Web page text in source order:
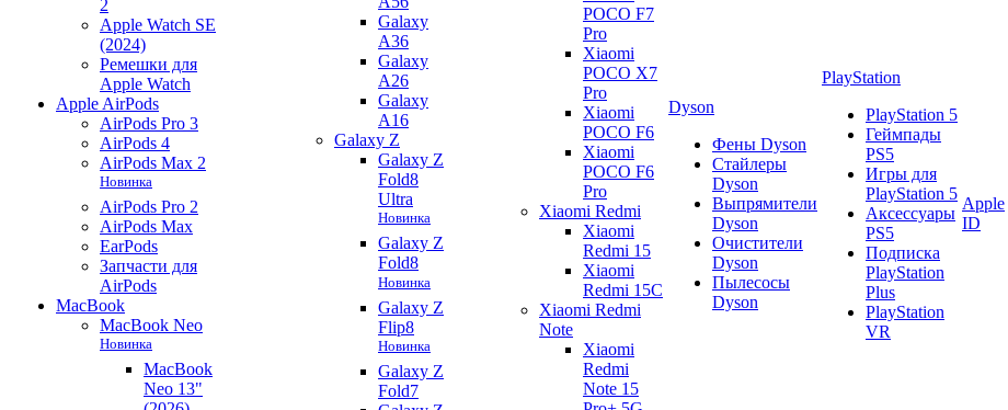
2
Apple Watch SE
(2024)
Ремешки для
Apple Watch
Apple AirPods
AirPods Pro 3
AirPods 4
AirPods Max 2
Новинка
AirPods Pro 2
AirPods Max
EarPods
Запчасти для
AirPods
MacBook
MacBook Neo
Новинка
MacBook
Neo 13"
Galaxy
A36
Galaxy
A26
Galaxy
A16
Galaxy Z
Galaxy Z
Fold8
Ultra
Новинка
Galaxy Z
Fold8
Новинка
Galaxy Z
Flip8
Новинка
Galaxy Z
Fold7
POCO F7
Pro
Xiaomi
POCO X7
Pro
Xiaomi
POCO F6
Xiaomi
POCO F6
Pro
Xiaomi Redmi
Xiaomi
Redmi 15
Xiaomi
Redmi 15C
Xiaomi Redmi
Note
Xiaomi
Redmi
Note 15
Dyson
Фены Dyson
Стайлеры
Dyson
Выпрямители
Dyson
Очистители
Dyson
Пылесосы
Dyson
PlayStation
PlayStation 5
Геймпады
PS5
Игры для
PlayStation 5
Аксессуары
PS5
Подписка
PlayStation
Plus
PlayStation
VR
Apple
ID